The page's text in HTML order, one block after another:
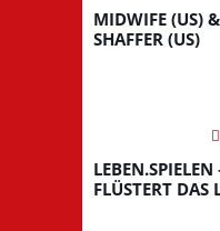
MIDWIFE (US)
SHAFFER (US)
FLÜSTERT DAS